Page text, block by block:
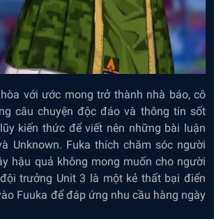
với ước mong trở thành nhà báo, cô
câu chuyện độc đáo và thông tin sốt
kiến thức để viết nên những bài luận
Unknown. Fuka thích chăm sóc người
hậu quả không mong muốn cho người
trưởng Unit 3 là một kẻ thất bại điển
Fuuka để đáp ứng nhu cầu hàng ngày